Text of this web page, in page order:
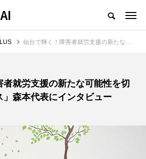
仙台で輝く！障害者就労支援の新たな可能性を切り拓く「ホプラス」森本代表にインタビュー
就労支援の新たな可能性を切
」森本代表にインタビュー